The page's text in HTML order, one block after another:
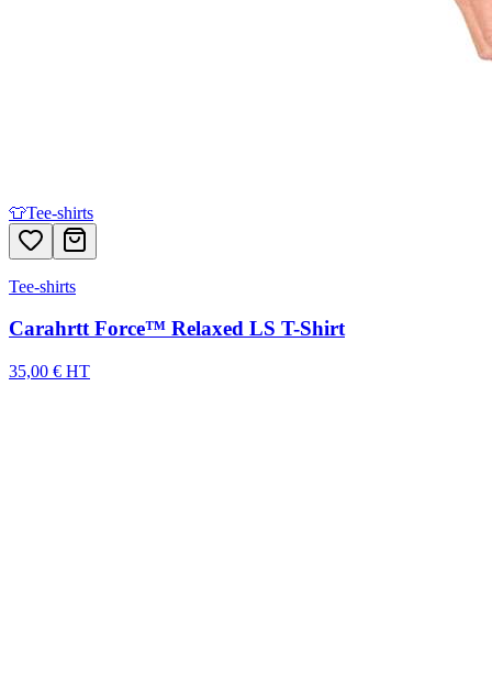
👕Tee-shirts
Tee-shirts
Carahrtt Force™ Relaxed LS T-Shirt
35,00 € HT